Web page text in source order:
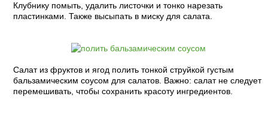
Клубнику помыть, удалить листочки и тонко нарезать
пластинками. Также высыпать в миску для салата.
Салат из фруктов и ягод полить тонкой струйкой густым
бальзамическим соусом для салатов. Важно: салат не следует
перемешивать, чтобы сохранить красоту ингредиентов.